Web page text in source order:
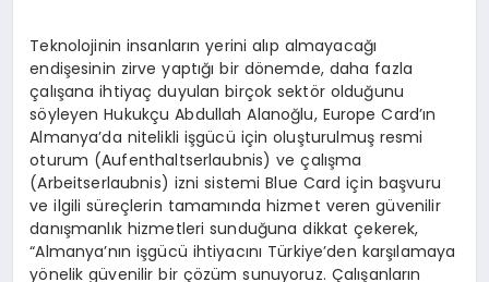
Teknolojinin insanların yerini alıp almayacağı
endişesinin zirve yaptığı bir dönemde, daha fazla
çalışana ihtiyaç duyulan birçok sektör olduğunu
söyleyen Hukukçu Abdullah Alanoğlu, Europe Card’ın
Almanya’da nitelikli işgücü için oluşturulmuş resmi
oturum (Aufenthaltserlaubnis) ve çalışma
(Arbeitserlaubnis) izni sistemi Blue Card için başvuru
ve ilgili süreçlerin tamamında hizmet veren güvenilir
danışmanlık hizmetleri sunduğuna dikkat çekerek,
“Almanya’nın işgücü ihtiyacını Türkiye’den karşılamaya
yönelik güvenilir bir çözüm sunuyoruz. Çalışanların